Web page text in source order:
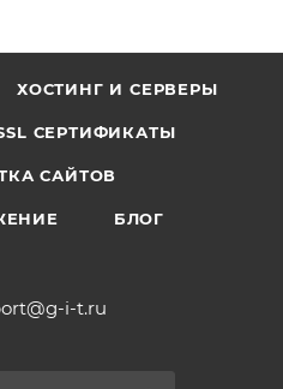
ХОСТИНГ И СЕРВЕРЫ
СЕРТИФИКАТЫ
САЙТОВ
БЛОГ
i-t.ru